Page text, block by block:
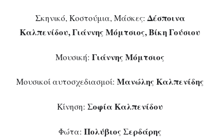
Σκηνικό, Κοστούμια, Μάσκες: Δέσποινα
Καλπενίδου, Γιάννης Μόμτσιος, Βίκη Γούσιου
Μουσική: Γιάννης Μόμτσιος
Μουσικοί αυτοσχεδιασμοί: Μανώλης Καλπενίδης
Κίνηση: Σοφία Καλπενίδου
Φώτα: Πολύβιος Σερδάρης